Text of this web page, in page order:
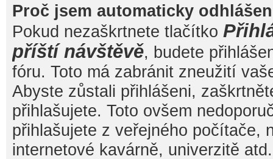
Proč jsem automaticky
Pokud nezaškrtnete tlačítko
příští návštěvě, budete
fóru. Toto má zabránit zneužití
Abyste zůstali přihlášeni,
přihlašujete. Toto ovšem
přihlašujete z veřejného počítače,
internetové kavárně, univerzitě atd.